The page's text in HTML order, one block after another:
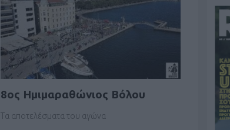
8ος Ημιμαραθώνιος Βόλου
Τα αποτελέσματα του αγώνα